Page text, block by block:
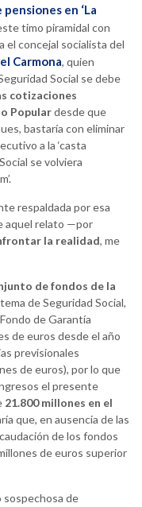
en ‘La
timo piramidal con
el concejal socialista del
Carmona, quien
Social se debe
cotizaciones
Populardesde que
bastaría con eliminar
a la ‘casta
se volviera
respaldada por esa
aquel relato —por
la realidad, me
de fondos de la
de Seguridad Social,
de Garantía
de euros desde el año
previsionales
de euros), por lo que
el presente
21.800 millones en el
que, en ausencia de las
de los fondos
de euros superior
sospechosa de